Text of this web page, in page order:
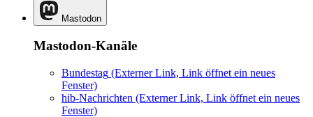
Mastodon
Mastodon-Kanäle
Bundestag (Externer Link, Link öffnet ein neues
Fenster)
hib-Nachrichten (Externer Link, Link öffnet ein neues
Fenster)